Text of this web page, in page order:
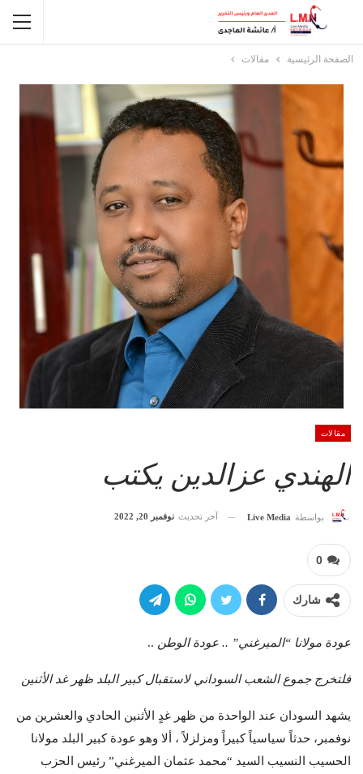
الصفحة الرئيسية مقالات
مقالات
الهندي عزالدين يكتب
بواسطة Live Media آخر تحديث نوفمبر 20, 2022
0
شارك
عودة مولانا “الميرغني” .. عودة الوطن ..
فلتخرج جموع الشعب السوداني لاستقبال كبير البلد ظهر غد الأثنين
يشهد السودان عند الواحدة من ظهر غدٍ الأثنين الحادي والعشرين من
نوفمبر، حدثاً سياسياً كبيراً ومزلزلاً ، ألا وهو عودة كبير البلد مولانا
الحسيب النسيب السيد “محمد عثمان الميرغني” رئيس الحزب